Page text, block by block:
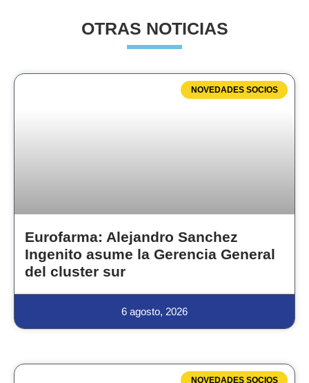
OTRAS NOTICIAS
NOVEDADES SOCIOS
Eurofarma: Alejandro Sanchez
Ingenito asume la Gerencia General
del cluster sur
6 agosto, 2026
NOVEDADES SOCIOS